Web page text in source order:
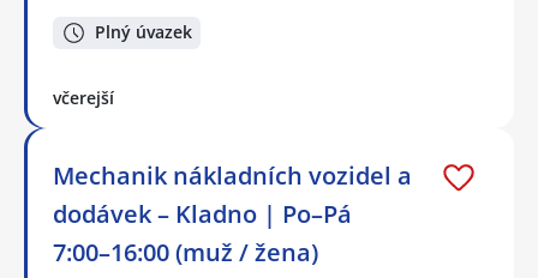
Plný úvazek
včerejší
Mechanik nákladních vozidel a
dodávek – Kladno | Po–Pá
7:00–16:00 (muž / žena)